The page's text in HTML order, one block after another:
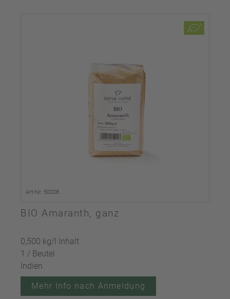
Art-Nr. 50208
BIO Amaranth, ganz
0,500 kg/l Inhalt
1 / Beutel
Indien
Mehr Info nach Anmeldung